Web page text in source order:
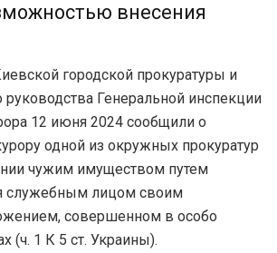
внесения
городской прокуратуры и
руководства Генеральной инспекции
12 июня 2024 сообщили о
одной из окружных прокуратур
чужим имуществом путем
служебным лицом своим
совершенном в особо
(ч. 1 К 5 ст. Украины).